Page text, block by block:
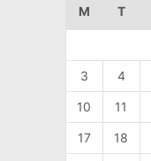
M T
3 4
10 11
17 18